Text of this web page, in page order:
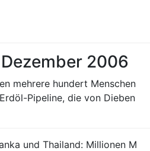
2006
mehrere hundert Menschen
Pipeline, die von Dieben
und Thailand: Millionen M